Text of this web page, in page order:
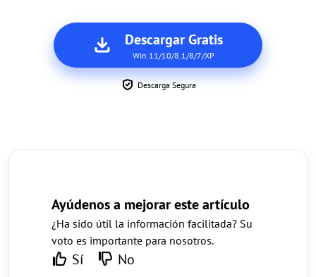
Descargar Gratis
Win 11/10/8.1/8/7/XP
Descarga Segura
Ayúdenos a mejorar este artículo
¿Ha sido útil la información facilitada? Su
voto es importante para nosotros.
Sí No